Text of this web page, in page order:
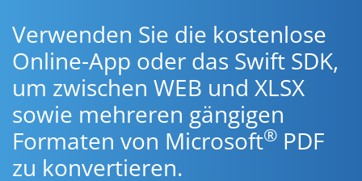
Verwenden Sie die kostenlose
Online-App oder das Swift SDK,
um zwischen WEB und XLSX
sowie mehreren gängigen
Formaten von Microsoft® PDF
zu konvertieren.